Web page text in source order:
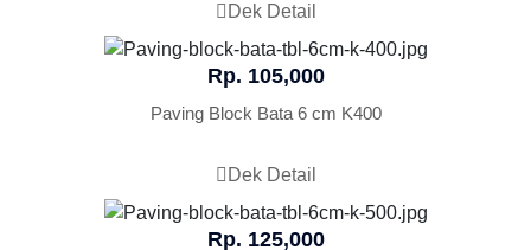
Dek Detail
Rp. 105,000
Paving Block Bata 6 cm K400
Dek Detail
Rp. 125,000